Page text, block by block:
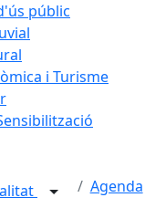
públic
i Turisme
Agenda